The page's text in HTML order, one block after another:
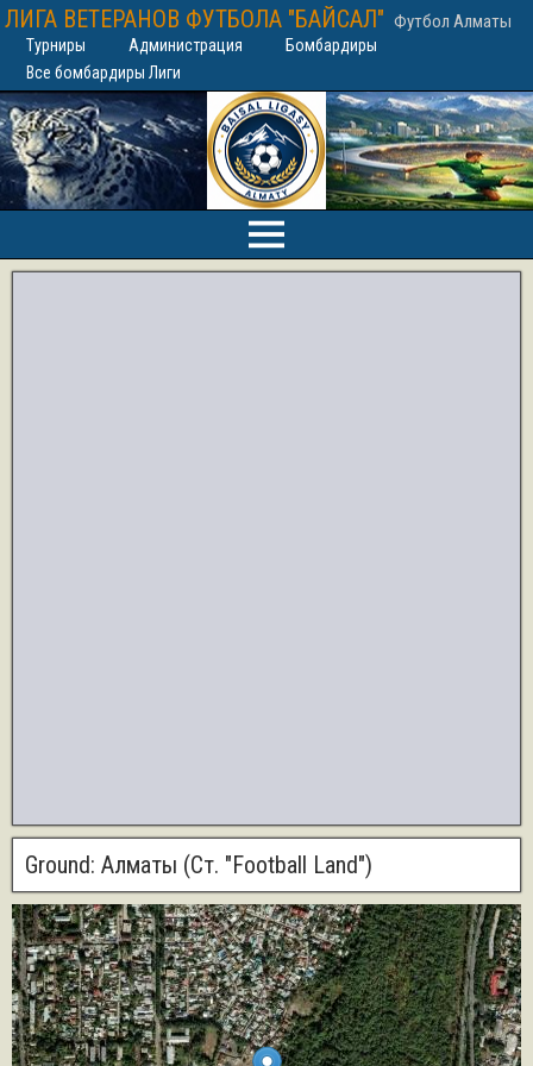
ЛИГА ВЕТЕРАНОВ ФУТБОЛА "БАЙСАЛ" Футбол Алматы
Турниры Администрация
Бомбардиры
Все бомбардиры Лиги
Ground: Алматы (Ст. "Football Land")